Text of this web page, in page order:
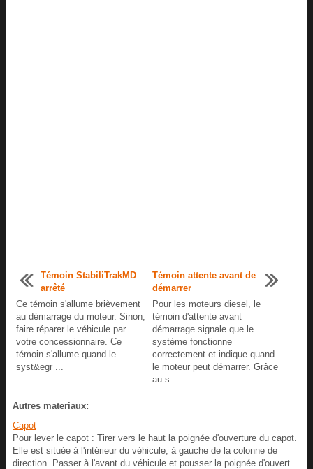
Témoin StabiliTrakMD
arrêté
Ce témoin s'allume brièvement
au démarrage du moteur. Sinon,
faire réparer le véhicule par
votre concessionnaire. Ce
témoin s'allume quand le
syst&egr ...
Témoin attente avant de
démarrer
Pour les moteurs diesel, le
témoin d'attente avant
démarrage signale que le
système fonctionne
correctement et indique quand
le moteur peut démarrer. Grâce
au s ...
Autres materiaux:
Capot
Pour lever le capot : Tirer vers le haut la poignée d'ouverture du capot.
Elle est située à l'intérieur du véhicule, à gauche de la colonne de
direction. Passer à l'avant du véhicule et pousser la poignée d'ouvert